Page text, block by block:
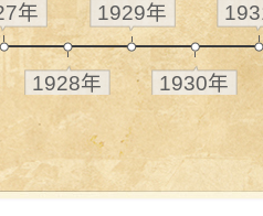
年
1928年
1929年
1930年